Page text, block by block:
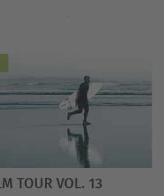
TOUR VOL. 13